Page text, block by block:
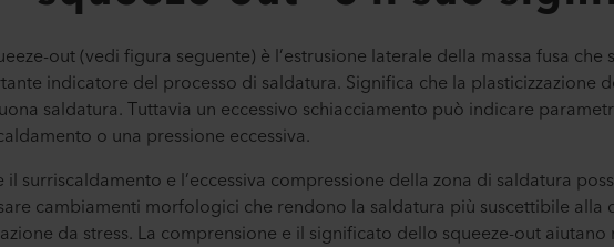
out (vedi figura seguente) è l’estrusione laterale della massa fusa
indicatore del processo di saldatura. Significa che la plasticizzazione
saldatura. Tuttavia un eccessivo schiacciamento può indicare
o una pressione eccessiva.
il surriscaldamento e l’eccessiva compressione della zona di saldatura
cambiamenti morfologici che rendono la saldatura più suscettibile alla
da stress. La comprensione e il significato dello squeeze-out